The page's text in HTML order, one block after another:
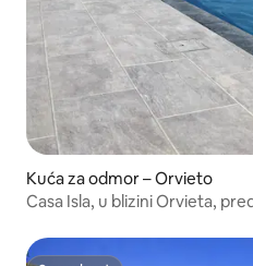
Kuća za odmor – Orvieto
Casa Isla, u blizini Orvieta,